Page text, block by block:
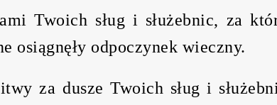
Twoich sług i służebnic, za
osiągnęły odpoczynek wieczny.
za dusze Twoich sług i